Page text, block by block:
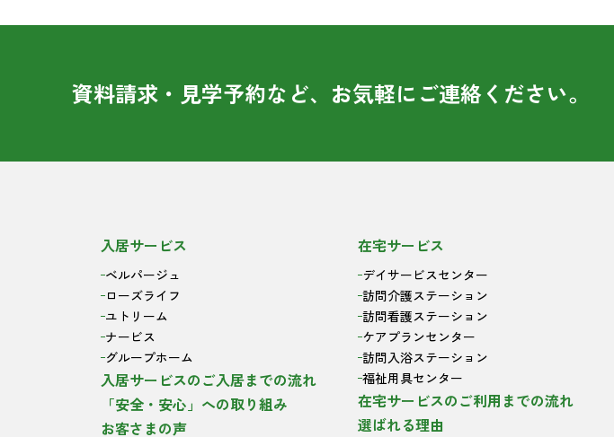
資料請求・見学予約など、お気軽に ご連絡ください。
入居サービス
ベルパージュ
ローズライフ
ユトリーム
ナービス
グループホーム
入居サービスのご入居までの流れ
「安全・安心」への取り組み
お客さまの声
在宅サービス
デイサービスセンター
訪問介護ステーション
訪問看護ステーション
ケアプランセンター
訪問入浴ステーション
福祉用具センター
在宅サービスのご利用までの流れ
選ばれる理由